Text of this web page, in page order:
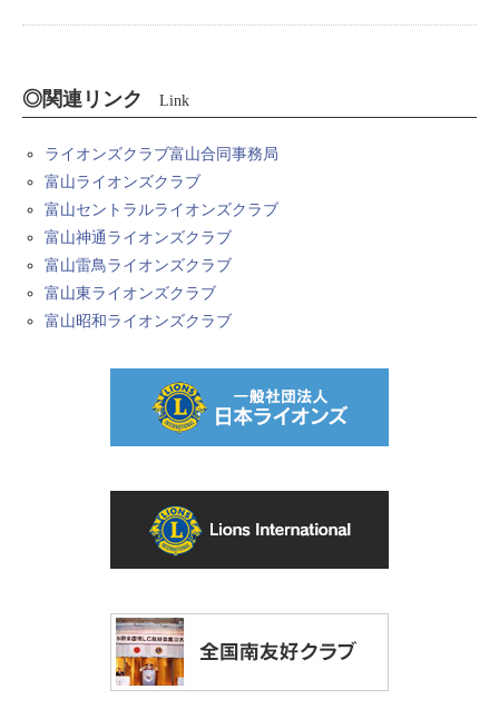
◎関連リンク Link
ライオンズクラブ富山合同事務局
富山ライオンズクラブ
富山セントラルライオンズクラブ
富山神通ライオンズクラブ
富山雷鳥ライオンズクラブ
富山東ライオンズクラブ
富山昭和ライオンズクラブ